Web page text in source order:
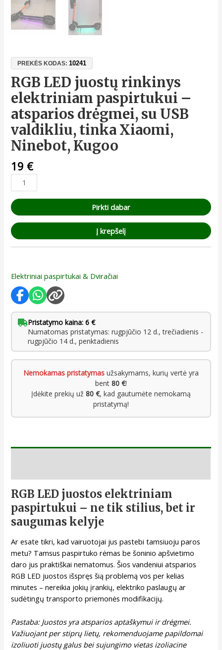
PREKĖS KODAS:10241
RGB LED juostų rinkinys
elektriniam paspirtukui –
atsparios drėgmei, su USB
valdikliu, tinka Xiaomi,
Ninebot, Kugoo
19 €
Pirkti dabar
Į krepšelį
Elektriniai paspirtukai & Dviračiai
Pristatymo kaina: 6 €
Numatomas pristatymas: rugpjūčio 12 d., trečiadienis -
rugpjūčio 14 d., penktadienis
Nemokamas pristatymas užsakymams, kurių vertė yra
bent 80 €!
Įdėkite prekių už 80 €, kad gautumėte nemokamą
pristatymą!
RGB LED juostos elektriniam
paspirtukui – ne tik stilius, bet ir
saugumas kelyje
Ar esate tikri, kad vairuotojai jus pastebi tamsiuoju paros
metu? Tamsus paspirtuko rėmas be šoninio apšvietimo
daro jus praktiškai nematomus. Šios vandeniui atsparios
RGB LED juostos išspręs šią problemą vos per kelias
minutes – nereikia jokių įrankių, elektriko paslaugų ar
sudėtingų transporto priemonės modifikacijų.
Pastaba: Juostos yra atsparios aptaškymui ir drėgmei.
Važiuojant per stiprų lietų, rekomenduojame papildomai
izoliuoti juostų galus bei sujungimo vietas izoliacine